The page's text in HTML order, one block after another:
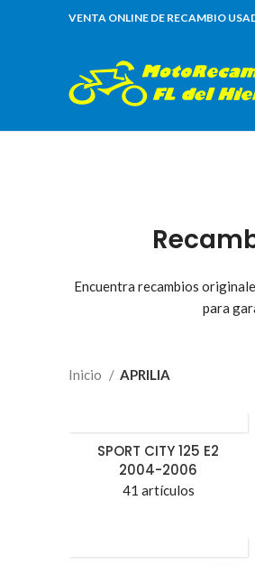
VENTA ONLINE DE RECAMBIO
Encuentra recambios
para
Inicio APRILIA
SPORT CITY 125 E2
2004-2006
41 artículos